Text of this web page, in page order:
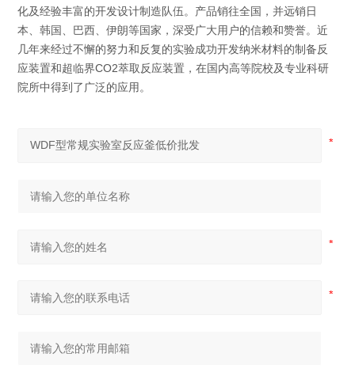
化及经验丰富的开发设计制造队伍。产品销往全国，并远销日
本、韩国、巴西、伊朗等国家，深受广大用户的信赖和赞誉。近
几年来经过不懈的努力和反复的实验成功开发纳米材料的制备反
应装置和超临界CO2萃取反应装置，在国内高等院校及专业科研
院所中得到了广泛的应用。